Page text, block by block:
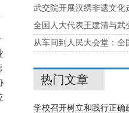
武交院开展汉绣非遗文化
全国人大代表王建清与武
从车间到人民大会堂：全
热门文章
学校召开树立和践行正确